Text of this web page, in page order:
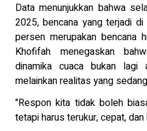
Data menunjukkan bahwa
2025, bencana yang terjadi
persen merupakan bencana
Khofifah menegaskan
dinamika cuaca bukan lagi
melainkan realitas yang
"Respon kita tidak boleh
tetapi harus terukur, cepat,